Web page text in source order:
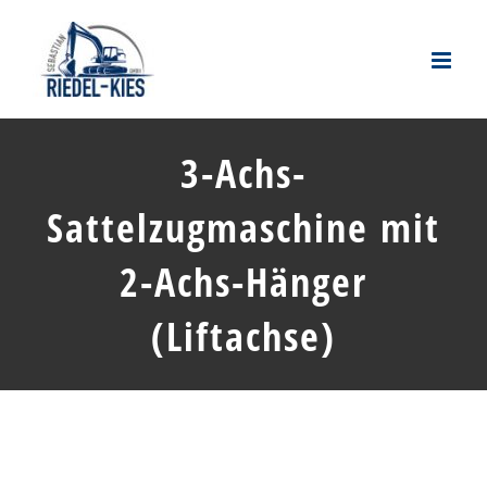
springen
3-Achs-
Sattelzugmaschine mit
2-Achs-Hänger
(Liftachse)